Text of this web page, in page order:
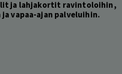
ja lahjakortit ravintoloihin,
vapaa-ajan palveluihin.